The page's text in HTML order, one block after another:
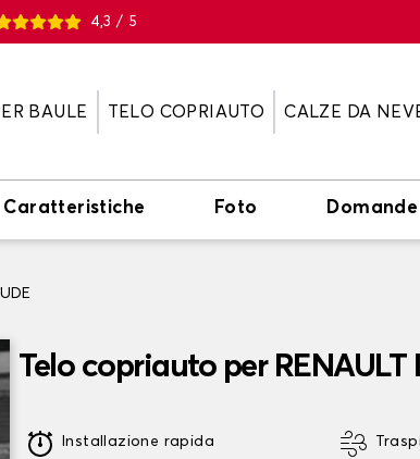
4,3 / 5
BAULE TELO COPRIAUTO
CALZE DA
Caratteristiche Foto Domande
Telo copriauto per RENAULT
Installazione rapida